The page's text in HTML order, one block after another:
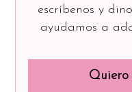
escríbenos y
ayudamos a
Quiero